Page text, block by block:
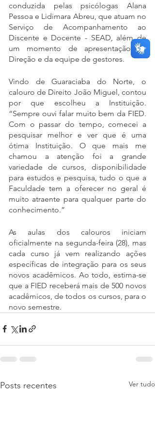
conduzida pelas psicólogas Alana
Pessoa e Lidimara Abreu, que atuam no
Serviço de Acompanhamento ao
Discente e Docente - SEAD, além de
um momento de apresentação da
Direção e da equipe de gestores.
Vindo de Guaraciaba do Norte, o
calouro de Direito João Miguel, contou
por que escolheu a Instituição.
“Sempre ouvi falar muito bem da FIED.
Com o passar do tempo, comecei a
pesquisar melhor e ver que é uma
ótima Instituição. O que mais me
chamou a atenção foi a grande
variedade de cursos, disponibilidade
para estudos e pesquisa, tudo o que a
Faculdade tem a oferecer no geral é
muito atraente para qualquer parte do
conhecimento.”
As aulas dos calouros iniciam
oficialmente na segunda-feira (28), mas
cada curso já vem realizando ações
específicas de integração para os seus
novos acadêmicos. Ao todo, estima-se
que a FIED receberá mais de 500 novos
acadêmicos, de todos os cursos, para o
novo semestre.
Posts recentes Ver tudo